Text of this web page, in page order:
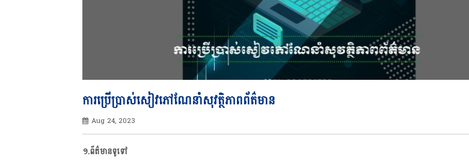
ការប្រើប្រាស់សៀវភៅណែនាំសុវត្ថិភាពព័ត៌មាន
Aug 24, 2023
១.ព័ត៌មានទូទៅ